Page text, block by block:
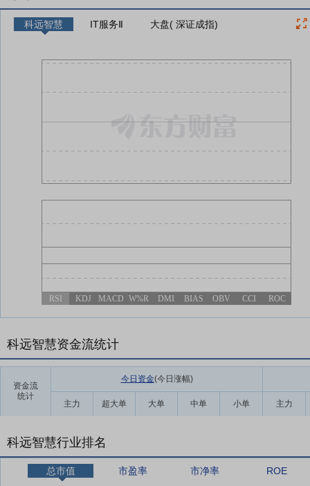
科远智慧 IT服务Ⅱ 大盘( 深证成指)
RSI KDJ MACD W%R DMI BIAS OBV CCI ROC
科远智慧资金流统计
资金流
统计
今日资金(今日涨幅)
主力 超大单 大单 中单 小单 主力
科远智慧行业排名
总市值 市盈率 市净率 ROE